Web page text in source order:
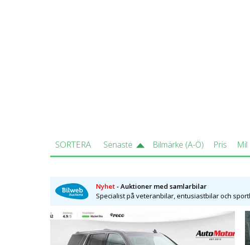
SORTERA Senaste Bilmärke (A-Ö) Pris Mil
Nyhet- Auktioner med samlarbilar
Specialist på veteranbilar, entusiastbilar och